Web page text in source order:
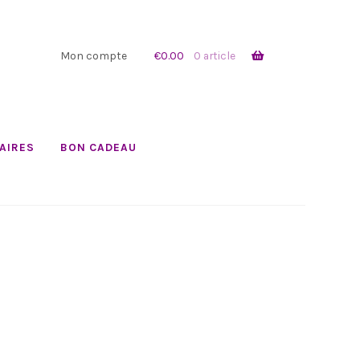
€0.00 0 article
Mon compte
BON CADEAU